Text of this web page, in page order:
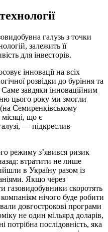
галузь з точки
залежить її
для інвесторів.
інновації на всіх
розвідки до буріння та
завдяки інноваційним
цього року ми змогли
Семиренківському
що є
— підкреслив
режиму з’явився ризик
втратити не лише
в Україну разом із
Якщо через
газовидобувники скоротять
нічого буде робити
довгострокові програми
не один мільярд доларів,
потрібна послідовність, яка